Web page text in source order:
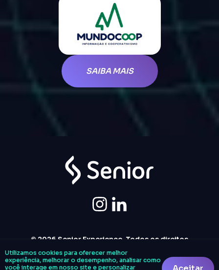
SAIBA MAIS
© 2026 Senior Experience. Todos os direitos
Utilizamos cookies para oferecer melhor
experiência, melhorar o desempenho, analisar como
você interage em nosso site e personalizar